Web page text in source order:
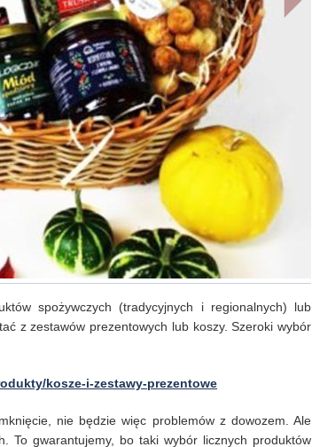
spożywczych (tradycyjnych i regionalnych) lub
z zestawów prezentowych lub koszy. Szeroki wybór
kosze-i-zestawy-prezentowe
nie będzie więc problemów z dowozem. Ale
To gwarantujemy, bo taki wybór licznych produktów